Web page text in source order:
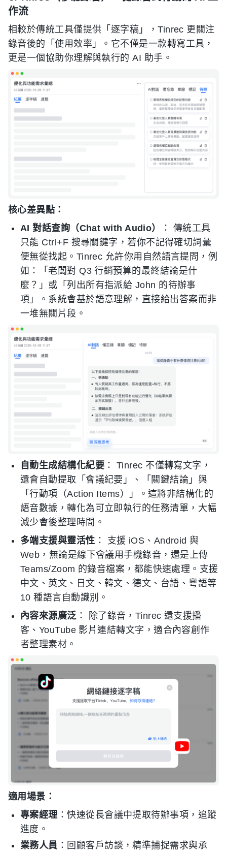
作流
相較於傳統工具僅提供「逐字稿」，Tinrec 更關注
錄音後的「使用效率」。它不僅是一款轉寫工具，
更是一個協助你理解與執行的 AI 助手。
核心差異點：
AI 對話查詢（Chat with Audio）
： 傳統工具
只能 Ctrl+F 搜尋關鍵字，若你不記得確切詞彙
便無從找起。Tinrec 允許你用自然語言提問，例
如：「老闆對 Q3 行銷預算的最終結論是什
麼？」或「列出所有指派給 John 的待辦事
項」。系統會基於語意理解，直接給出答案而非
一堆無關片段。
自動生成結構化紀要 ： Tinrec 不僅轉寫文字，
還會自動提取「會議紀要」、「關鍵結論」與
「行動項（Action Items）」。這將非結構化的
語音數據，轉化為可立即執行的任務清單，大幅
減少會後整理時間。
多端支援與靈活性 ： 支援 iOS、Android 與
Web，無論是線下會議用手機錄音，還是上傳
Teams/Zoom 的錄音檔案，都能快速處理。支援
中文、英文、日文、韓文、德文、台語、粵語等
10 種語言自動識別。
內容來源廣泛： 除了錄音，Tinrec 還支援播
客、YouTube 影片連結轉文字，適合內容創作
者整理素材。
適用場景：
專案經理 ：快速從長會議中提取待辦事項，追蹤
進度。
業務人員 ：回顧客戶訪談，精準捕捉需求與承